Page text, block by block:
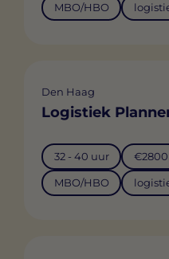
MBO/HBO
Den Haag
Logistiek
32 - 40 uur
MBO/HBO